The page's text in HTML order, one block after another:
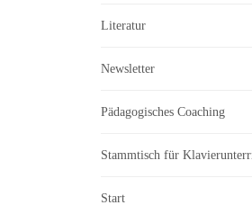
Literatur
Newsletter
Pädagogisches Coaching
Stammtisch für
Start